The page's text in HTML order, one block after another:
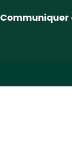
Communiquer